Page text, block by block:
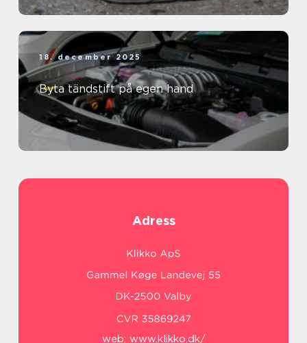
18. december 2025
Byta tändstift på egen hand
Adress
web: www.klikko.dk/